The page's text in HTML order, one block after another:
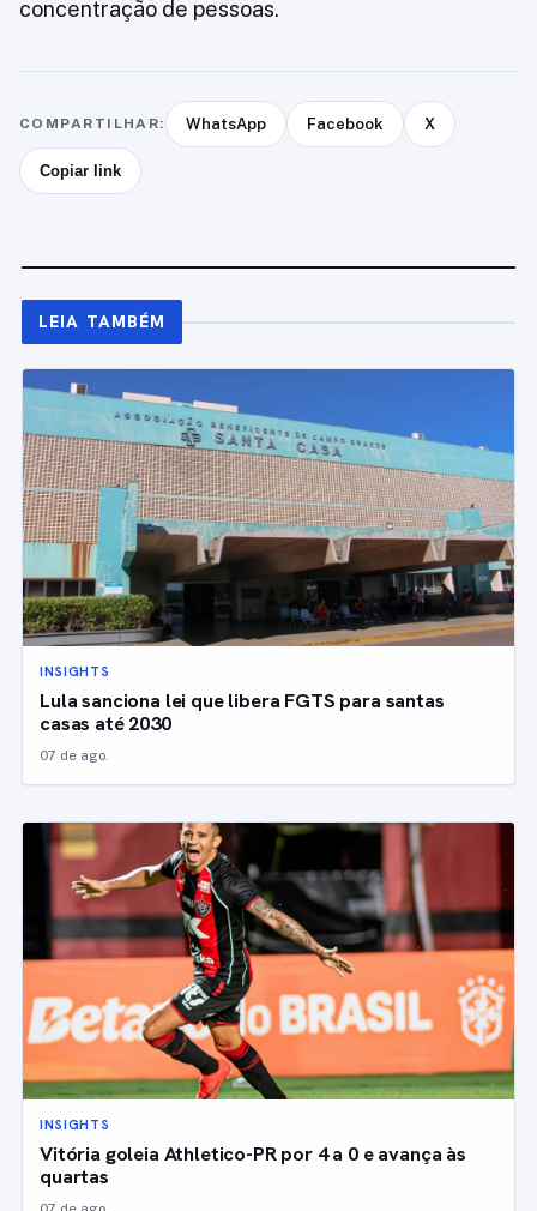
concentração de pessoas.
COMPARTILHAR: WhatsApp Facebook X
Copiar link
LEIA TAMBÉM
INSIGHTS
Lula sanciona lei que libera FGTS para santas
casas até 2030
07 de ago.
INSIGHTS
Vitória goleia Athletico-PR por 4 a 0 e avança às
quartas